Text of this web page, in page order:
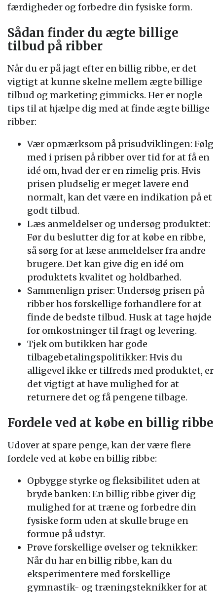
færdigheder og forbedre din fysiske form.
Sådan finder du ægte billige
tilbud på ribber
Når du er på jagt efter en billig ribbe, er det
vigtigt at kunne skelne mellem ægte billige
tilbud og marketing gimmicks. Her er nogle
tips til at hjælpe dig med at finde ægte billige
ribber:
Vær opmærksom på prisudviklingen: Følg
med i prisen på ribber over tid for at få en
idé om, hvad der er en rimelig pris. Hvis
prisen pludselig er meget lavere end
normalt, kan det være en indikation på et
godt tilbud.
Læs anmeldelser og undersøg produktet:
Før du beslutter dig for at købe en ribbe,
så sørg for at læse anmeldelser fra andre
brugere. Det kan give dig en idé om
produktets kvalitet og holdbarhed.
Sammenlign priser: Undersøg prisen på
ribber hos forskellige forhandlere for at
finde de bedste tilbud. Husk at tage højde
for omkostninger til fragt og levering.
Tjek om butikken har gode
tilbagebetalingspolitikker: Hvis du
alligevel ikke er tilfreds med produktet, er
det vigtigt at have mulighed for at
returnere det og få pengene tilbage.
Fordele ved at købe en billig ribbe
Udover at spare penge, kan der være flere
fordele ved at købe en billig ribbe:
Opbygge styrke og fleksibilitet uden at
bryde banken: En billig ribbe giver dig
mulighed for at træne og forbedre din
fysiske form uden at skulle bruge en
formue på udstyr.
Prøve forskellige øvelser og teknikker:
Når du har en billig ribbe, kan du
eksperimentere med forskellige
gymnastik- og træningsteknikker for at